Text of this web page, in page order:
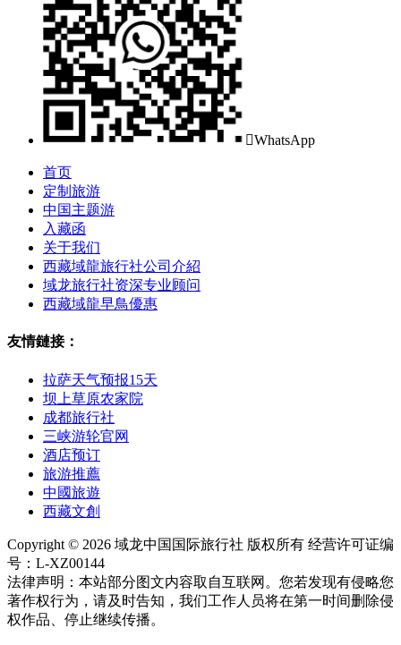
WhatsApp
首页
定制旅游
中国主题游
入藏函
关于我们
西藏域龍旅行社公司介紹
域龙旅行社资深专业顾问
西藏域龍早鳥優惠
友情鏈接：
拉萨天气预报15天
坝上草原农家院
成都旅行社
三峡游轮官网
酒店预订
旅游推薦
中國旅遊
西藏文創
Copyright © 2026 域龙中国国际旅行社 版权所有 经营许可证编
号：L-XZ00144
法律声明：本站部分图文内容取自互联网。您若发现有侵略您
著作权行为，请及时告知，我们工作人员将在第一时间删除侵
权作品、停止继续传播。